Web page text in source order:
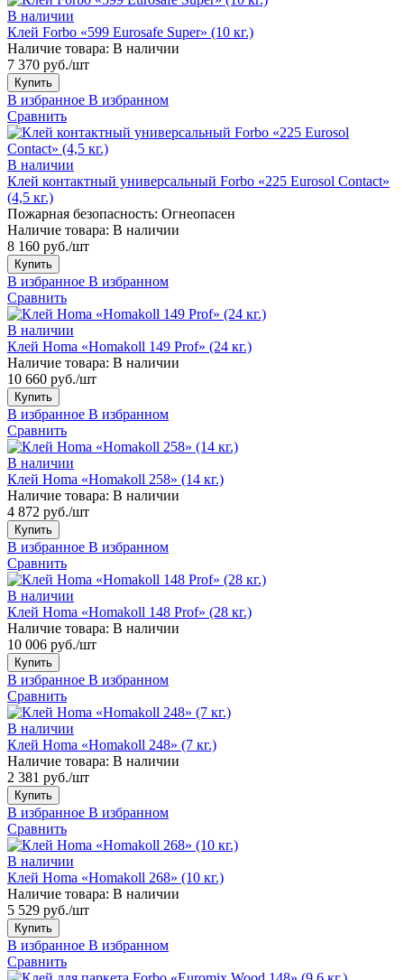
В наличии
Клей Forbo «599 Eurosafe Super» (10 кг.)
Наличие товара: В наличии
7 370 руб./шт
Купить
В избранное В избранном
Сравнить
В наличии
Клей контактный универсальный Forbo «225 Eurosol Contact»
(4,5 кг.)
Пожарная безопасность: Огнеопасен
Наличие товара: В наличии
8 160 руб./шт
Купить
В избранное В избранном
Сравнить
В наличии
Клей Homa «Homakoll 149 Prof» (24 кг.)
Наличие товара: В наличии
10 660 руб./шт
Купить
В избранное В избранном
Сравнить
В наличии
Клей Homa «Homakoll 258» (14 кг.)
Наличие товара: В наличии
4 872 руб./шт
Купить
В избранное В избранном
Сравнить
В наличии
Клей Homa «Homakoll 148 Prof» (28 кг.)
Наличие товара: В наличии
10 006 руб./шт
Купить
В избранное В избранном
Сравнить
В наличии
Клей Homa «Homakoll 248» (7 кг.)
Наличие товара: В наличии
2 381 руб./шт
Купить
В избранное В избранном
Сравнить
В наличии
Клей Homa «Homakoll 268» (10 кг.)
Наличие товара: В наличии
5 529 руб./шт
Купить
В избранное В избранном
Сравнить